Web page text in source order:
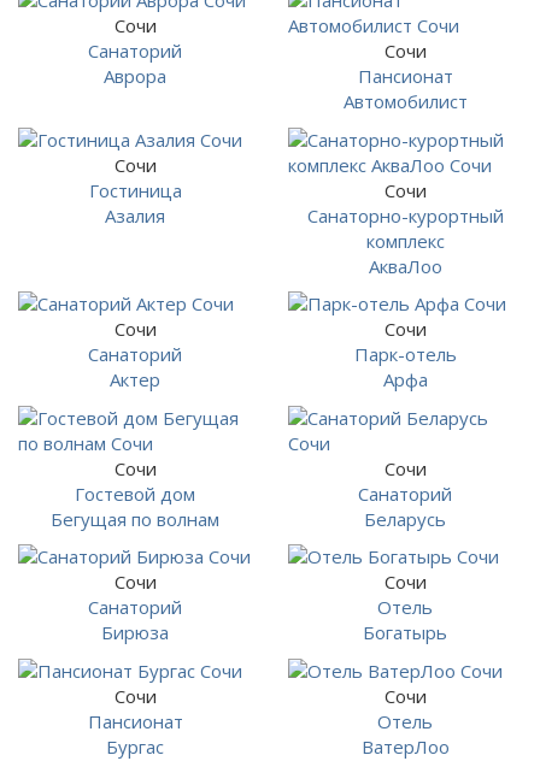
Сочи
Санаторий
Аврора
Сочи
Пансионат
Автомобилист
Сочи
Гостиница
Азалия
Сочи
Санаторно-курортный
комплекс
АкваЛоо
Сочи
Санаторий
Актер
Сочи
Парк-отель
Арфа
Сочи
Гостевой дом
Бегущая по волнам
Сочи
Санаторий
Беларусь
Сочи
Санаторий
Бирюза
Сочи
Отель
Богатырь
Сочи
Пансионат
Бургас
Сочи
Отель
ВатерЛоо